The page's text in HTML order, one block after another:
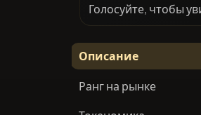
Голосуйте, чтобы
Описание
Ранг на рынке